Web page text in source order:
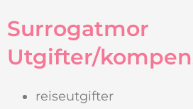
Surrogatmor
Utgifter/
reiseutgifter